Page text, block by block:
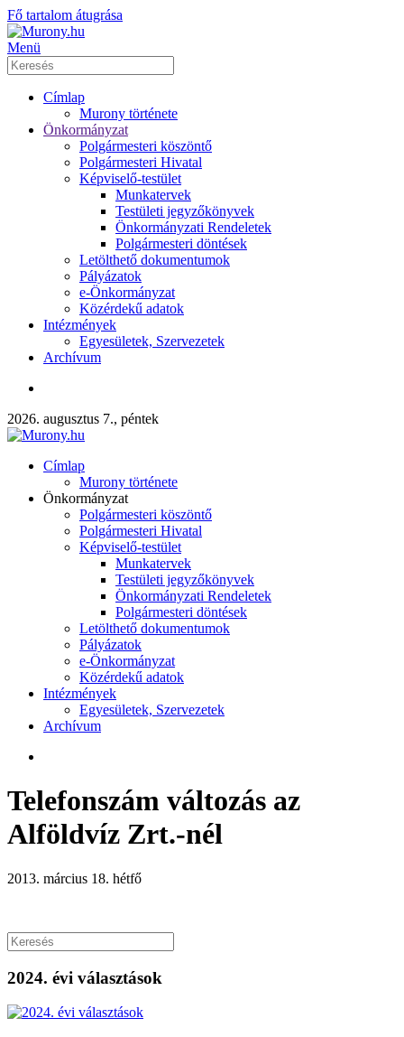
Fő tartalom átugrása
Menü
Címlap
Murony története
Önkormányzat
Polgármesteri köszöntő
Polgármesteri Hivatal
Képviselő-testület
Munkatervek
Testületi jegyzőkönyvek
Önkormányzati Rendeletek
Polgármesteri döntések
Letölthető dokumentumok
Pályázatok
e-Önkormányzat
Közérdekű adatok
Intézmények
Egyesületek, Szervezetek
Archívum
2026. augusztus 7., péntek
Címlap
Murony története
Önkormányzat
Polgármesteri köszöntő
Polgármesteri Hivatal
Képviselő-testület
Munkatervek
Testületi jegyzőkönyvek
Önkormányzati Rendeletek
Polgármesteri döntések
Letölthető dokumentumok
Pályázatok
e-Önkormányzat
Közérdekű adatok
Intézmények
Egyesületek, Szervezetek
Archívum
Telefonszám változás az
Alföldvíz Zrt.-nél
2013. március 18. hétfő
2024. évi választások